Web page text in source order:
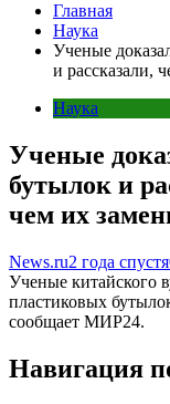
Главная
Наука
Ученые
и рассказали,
Наука
Ученые
бутылок и
чем их
News.ru2 года спустя
Ученые китайского
пластиковых
сообщает МИР24.
Навигация